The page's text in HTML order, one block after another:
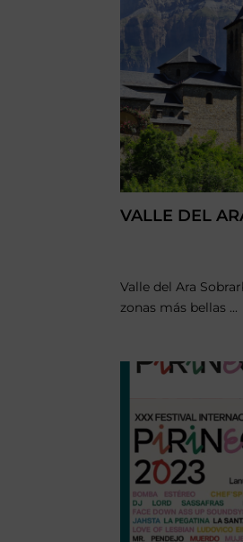
VALLE DEL
Valle del Ara
zonas más bellas ...